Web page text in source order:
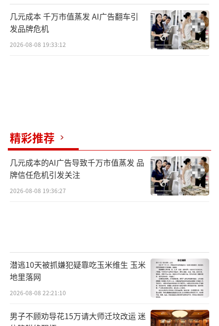
几元成本 千万市值蒸发 AI广告翻车引
发品牌危机
2026-08-08 19:33:12
精彩推荐
几元成本的AI广告导致千万市值蒸发 品
牌信任危机引发关注
2026-08-08 19:36:27
潜逃10天被抓嫌犯疑靠吃玉米维生 玉米
地里落网
2026-08-08 22:21:10
男子不顾劝导花15万请大师迁坟改运 迷